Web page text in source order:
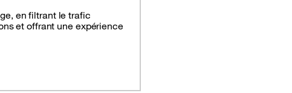
en filtrant le trafic
et offrant une expérience